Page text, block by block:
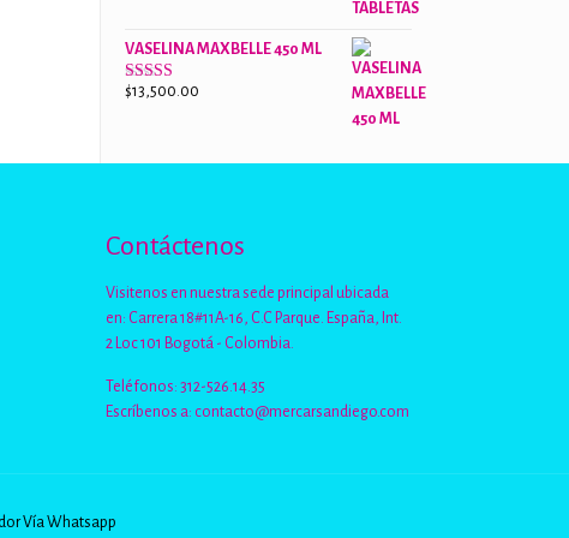
VASELINA MAXBELLE 450 ML
Valorado
$13,500.00
Contáctenos
Visitenos en nuestra sede principal ubicada
en: Carrera 18#11A-16, C.C Parque. España, Int.
2 Loc 101 Bogotá - Colombia.
Teléfonos: 312-526.14.35
Escríbenos a: contacto@mercarsandiego.com
Vía Whatsapp